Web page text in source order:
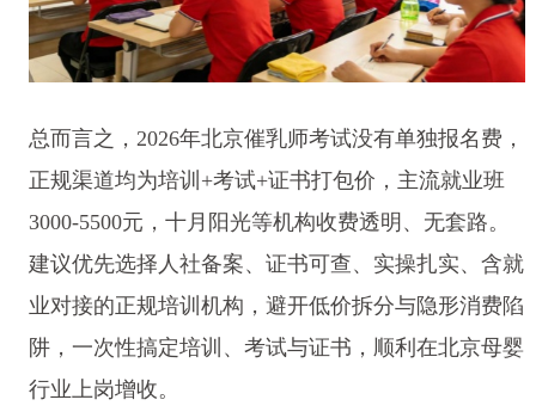
总而言之，2026年北京催乳师考试没有单独报名费，
正规渠道均为培训+考试+证书打包价，主流就业班
3000-5500元，十月阳光等机构收费透明、无套路。
建议优先选择人社备案、证书可查、实操扎实、含就
业对接的正规培训机构，避开低价拆分与隐形消费陷
阱，一次性搞定培训、考试与证书，顺利在北京母婴
行业上岗增收。